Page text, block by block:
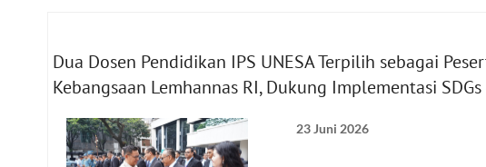
Dua Dosen Pendidikan IPS UNESA Terpilih sebagai
Kebangsaan Lemhannas RI, Dukung Implementasi
23 Juni 2026